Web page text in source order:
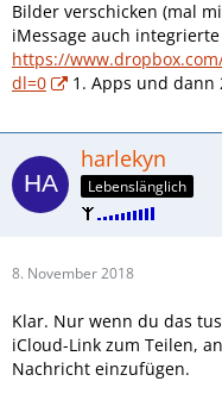
Bilder verschicken (mal
iMessage auch
https://
dl=0
1. Apps und dann
harlekyn
Lebenslänglich
8. November 2018
Klar. Nur wenn du das
iCloud-Link zum Teilen,
Nachricht einzufügen.